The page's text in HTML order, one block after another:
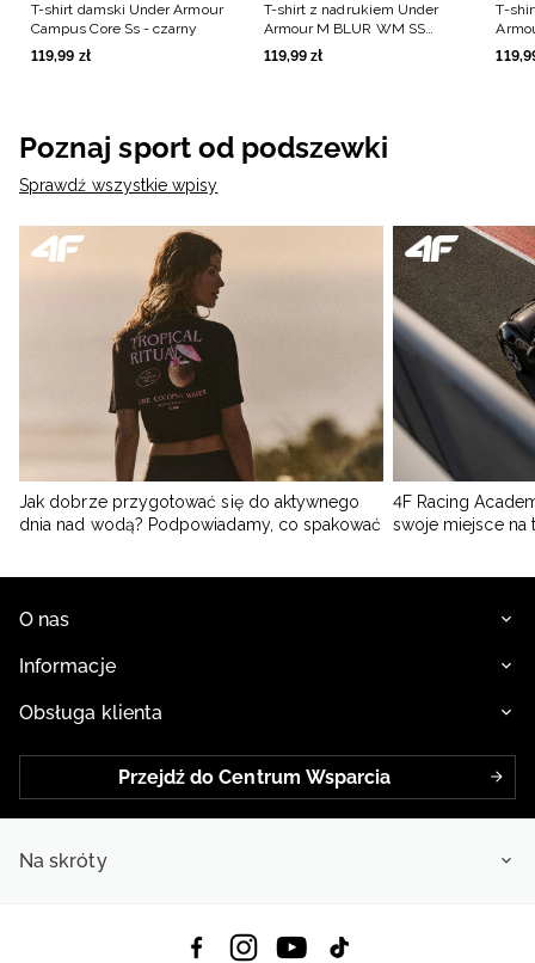
T-shirt damski Under Armour
Campus Core Ss - czarny
119,99 zł
T-shirt z nadrukiem Under
Armour M BLUR WM SS
męski - zielony
119,99 zł
T-
119,
Poznaj sport od podszewki
Sprawdź wszystkie wpisy
Jak dobrze przygotować się do aktywnego
dnia nad wodą? Podpowiadamy, co spakować
4F Racing
swoje miejsce na
O nas
Informacje
Obsługa klienta
Przejdź do Centrum Wsparcia
Na skróty